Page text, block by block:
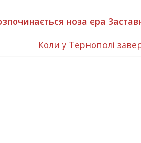
нова ера
Коли у Тернополі